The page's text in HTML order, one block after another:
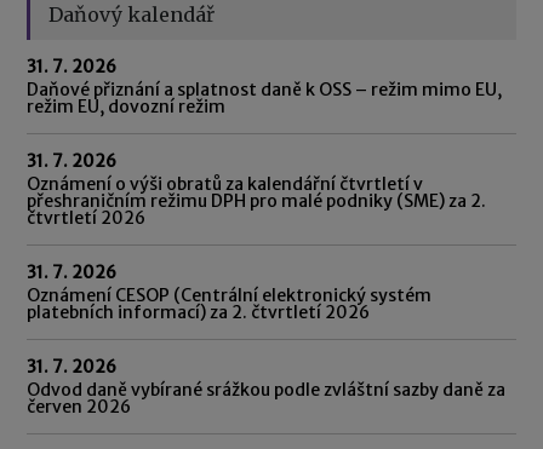
Daňový kalendář
31. 7. 2026
Daňové přiznání a splatnost daně k OSS – režim mimo EU,
režim EU, dovozní režim
31. 7. 2026
Oznámení o výši obratů za kalendářní čtvrtletí v
přeshraničním režimu DPH pro malé podniky (SME) za 2.
čtvrtletí 2026
31. 7. 2026
Oznámení CESOP (Centrální elektronický systém
platebních informací) za 2. čtvrtletí 2026
31. 7. 2026
Odvod daně vybírané srážkou podle zvláštní sazby daně za
červen 2026